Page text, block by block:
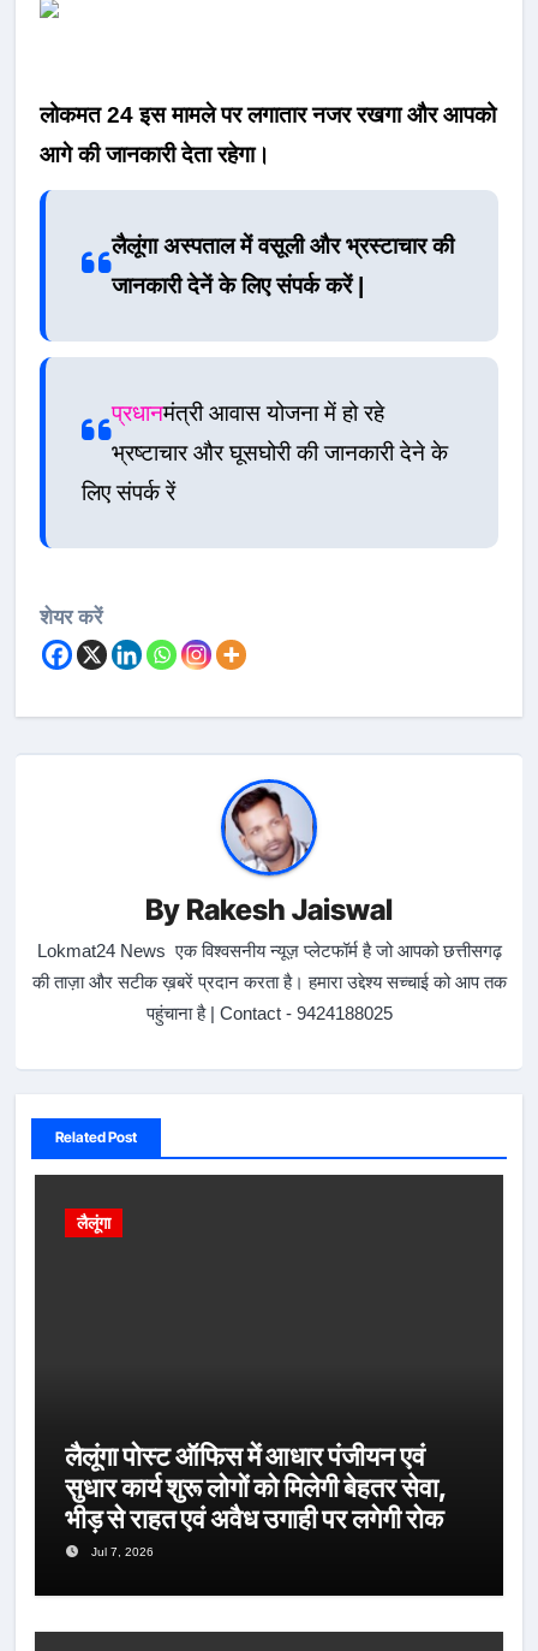
लोकमत 24 इस मामले पर लगातार नजर रखगा और आपको
आगे की जानकारी देता रहेगा।
लैलूंगा अस्पताल में वसूली और भ्रस्टाचार की
जानकारी देनें के लिए संपर्क करें |
प्रधानमंत्री आवास योजना में हो रहे
भ्रष्टाचार और घूसघोरी की जानकारी देने के
लिए संपर्क रें
शेयर करें
By Rakesh Jaiswal
Lokmat24 News एक विश्वसनीय न्यूज़ प्लेटफॉर्म है जो आपको छत्तीसगढ़
की ताज़ा और सटीक ख़बरें प्रदान करता है। हमारा उद्देश्य सच्चाई को आप तक
पहुंचाना है | Contact - 9424188025
Related Post
लैलूंगा
लैलूंगा पोस्ट ऑफिस में आधार पंजीयन एवं
सुधार कार्य शुरू लोगों को मिलेगी बेहतर सेवा,
भीड़ से राहत एवं अवैध उगाही पर लगेगी रोक
Jul 7, 2026